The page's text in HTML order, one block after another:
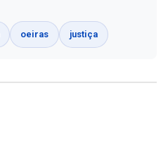
oeiras justiça